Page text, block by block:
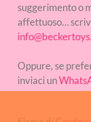
suggerimento o
affettuoso…
Oppure, se
inviaci un